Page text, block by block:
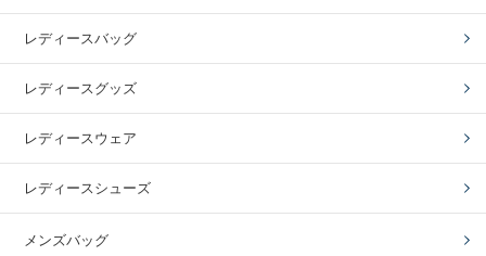
レディースバッグ
レディースグッズ
レディースウェア
レディースシューズ
メンズバッグ